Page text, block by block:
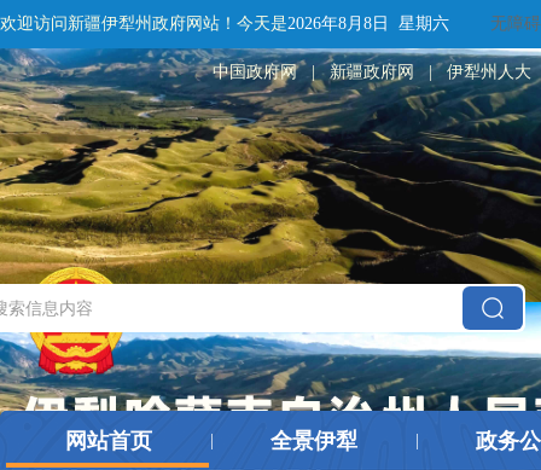
欢迎访问新疆伊犁州政府网站！ 今天是2026年8月8日 星期六 无障碍
中国政府网 | 新疆政府网 | 伊犁州人大
网站首页 全景伊犁 政务